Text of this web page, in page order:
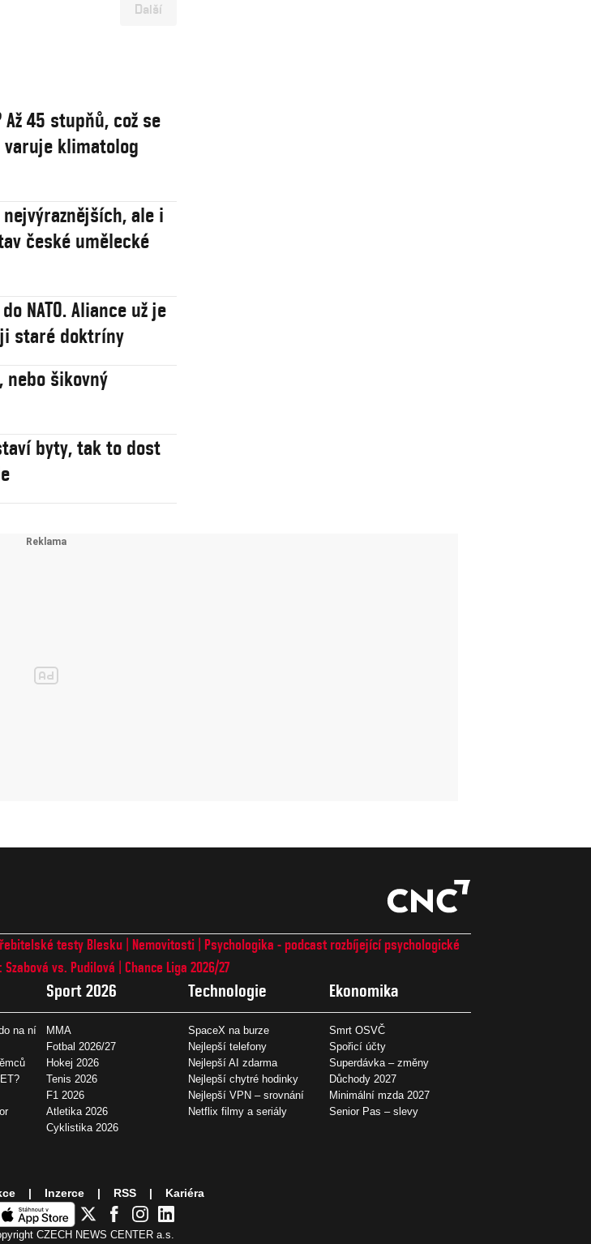
Další
45 stupňů, což se
varuje klimatolog
ale i
české umělecké
NATO. Aliance už je
staré doktríny
nebo šikovný
byty, tak to dost
testy Blesku Nemovitosti
Psychologika - podcast rozbíjející psychologické
Szabová vs. Pudilová Chance Liga 2026/27
na ní
Sport 2026
MMA
Fotbal 2026/27
Hokej 2026
Tenis 2026
F1 2026
Atletika 2026
Cyklistika 2026
Technologie
SpaceX na burze
Nejlepší telefony
Nejlepší AI zdarma
Nejlepší chytré hodinky
Nejlepší VPN – srovnání
Netflix filmy a seriály
Ekonomika
Smrt OSVČ
Spořicí účty
Superdávka – změny
Důchody 2027
Minimální mzda 2027
Senior Pas – slevy
Inzerce RSS Kariéra
CZECH NEWS CENTER a.s.